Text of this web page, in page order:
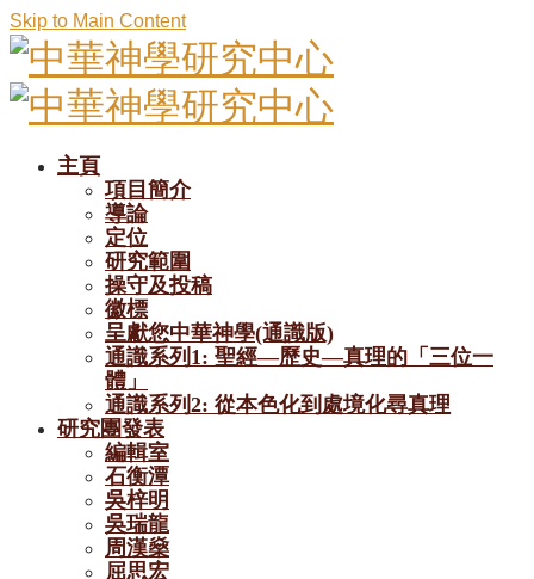
Skip to Main Content
主頁
項目簡介
導論
定位
研究範圍
操守及投稿
徽標
呈獻您中華神學(通識版)
通識系列1: 聖經—歷史—真理的「三位一
體」
通識系列2: 從本色化到處境化尋真理
研究團發表
編輯室
石衡潭
吳梓明
吳瑞龍
周漢燊
屈思宏